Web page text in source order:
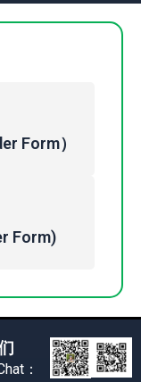
Form）
Form)
：